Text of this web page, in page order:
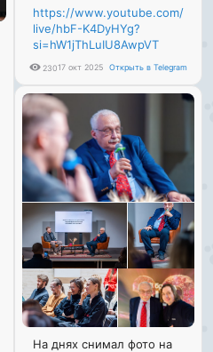
https://www.youtube.com/
live/hbF-K4DyHYg?
si=hW1jThLuIU8AwpVT
23017 окт 2025 Открыть в Telegram
На днях снимал фото на